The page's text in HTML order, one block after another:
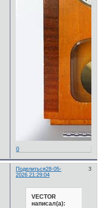
0
Поделиться 3
28-05-
2026 21:29:04
VECTOR
написал(а):